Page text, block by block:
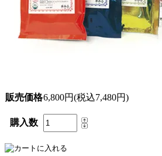
販売価格6,800円(税込7,480円)
購入数